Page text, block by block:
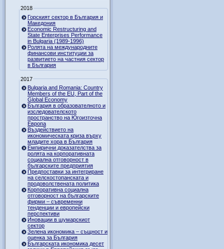
2018
Горският сектор в България и
Македония
Economic Restructuring and
State Enterprises Performance
in Bulgaria (1989-1996)
Ролята на международните
финансови институции за
развитието на частния сектор
в България
2017
Bulgaria and Romania: Country
Members of the EU, Part of the
Global Economy
България в образователното и
изследователското
пространство на Югоизточна
Европа
Въздействието на
икономическата криза върху
младите хора в България
Емпирични доказателства за
ролята на корпоративната
социална отговорност в
българските предприятия
Предпоставки за интегриране
на селскостопанската и
продоволствената политика
Корпоративна социална
отговорност на българските
фирми – съвременни
тенденции и европейски
перспективи
Иновации в шумарскиот
сектор
Зелена икономика – същност и
оценка за България
Българската икономика десет